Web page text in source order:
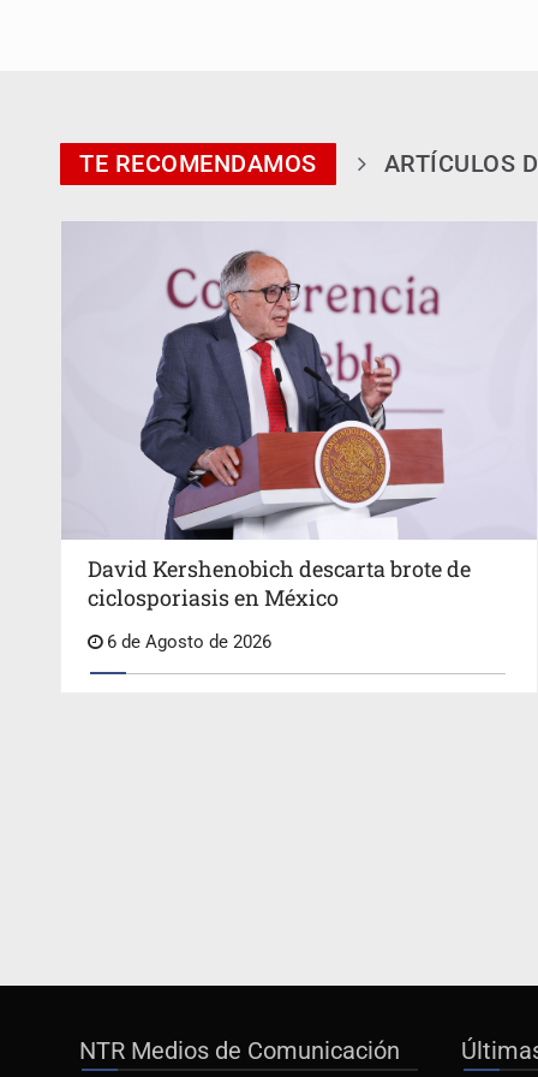
TE RECOMENDAMOS
David Kershenobich descarta brote de
6 de Agosto de 2026